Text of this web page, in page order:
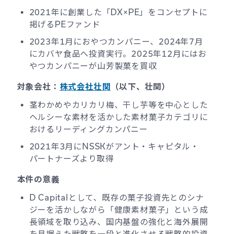
2021年に創業した「DX×PE」をコンセプトに
掲げるPEファンド
2023年1月におやつカンパニー、2024年7月
にカバヤ食品へ投資実行。2025年12月にはお
やつカンパニーが山芳製菓を買収
対象会社： 株式会社壮関
（以下、壮関）
茎わかめやカリカリ梅、干し芋等を中心とした
ヘルシーな素材を活かした素材菓子カテゴリに
おけるリーディングカンパニー
2021年3月にNSSKがアント・キャピタル・
パートナーズより取得
本件の意義
D Capitalとして、既存の菓子投資先とのシナ
ジーを活かしながら「健康素材菓子」という成
長領域を取り込み、国内基盤の強化と海外展開